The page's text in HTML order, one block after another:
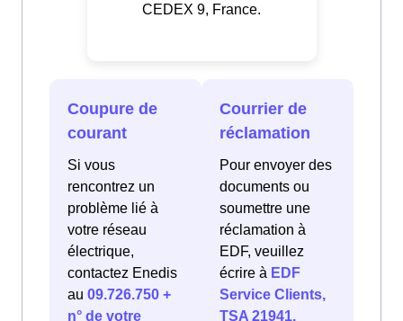
CEDEX 9, France.
Coupure de
courant
Si vous
rencontrez un
problème lié à
votre réseau
électrique,
contactez Enedis
au 09.726.750 +
n° de votre
Courrier de
réclamation
Pour envoyer des
documents ou
soumettre une
réclamation à
EDF, veuillez
écrire à EDF
Service Clients,
TSA 21941,